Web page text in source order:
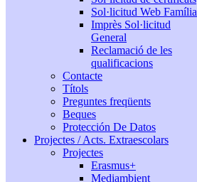
Sol·licitud Web Família
Imprès Sol·licitud
General
Reclamació de les
qualificacions
Contacte
Títols
Preguntes freqüents
Beques
Protección De Datos
Projectes / Acts. Extraescolars
Projectes
Erasmus+
Mediambient